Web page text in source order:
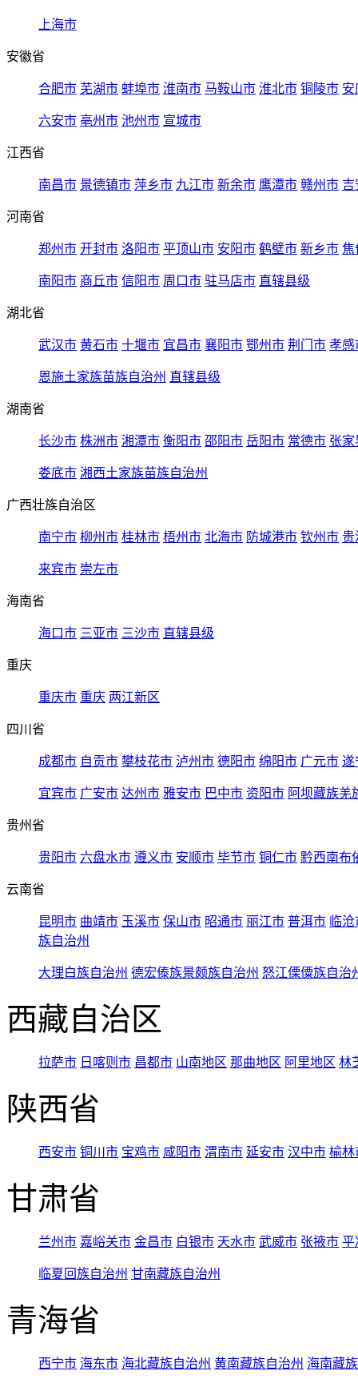
上海市
安徽省
合肥市 芜湖市 蚌埠市 淮南市 马鞍山市 淮北市 铜陵市 安
六安市 亳州市 池州市 宣城市
江西省
南昌市 景德镇市 萍乡市 九江市 新余市 鹰潭市 赣州市 吉
河南省
郑州市 开封市 洛阳市 平顶山市 安阳市 鹤壁市 新乡市 焦
南阳市 商丘市 信阳市 周口市 驻马店市 直辖县级
湖北省
武汉市 黄石市 十堰市 宜昌市 襄阳市 鄂州市 荆门市 孝感
恩施土家族苗族自治州 直辖县级
湖南省
长沙市 株洲市 湘潭市 衡阳市 邵阳市 岳阳市 常德市 张家
娄底市 湘西土家族苗族自治州
广西壮族自治区
南宁市 柳州市 桂林市 梧州市 北海市 防城港市 钦州市 贵
来宾市 崇左市
海南省
海口市 三亚市 三沙市 直辖县级
重庆
重庆市 重庆 两江新区
四川省
成都市 自贡市 攀枝花市 泸州市 德阳市 绵阳市 广元市 遂
宜宾市 广安市 达州市 雅安市 巴中市 资阳市 阿坝藏族羌
贵州省
贵阳市 六盘水市 遵义市 安顺市 毕节市 铜仁市 黔西南布
云南省
昆明市 曲靖市 玉溪市 保山市 昭通市 丽江市 普洱市 临
族自治州
大理白族自治州 德宏傣族景颇族自治州 怒江傈僳族自治
西藏自治区
拉萨市 日喀则市 昌都市 山南地区 那曲地区 阿里地区 林
陕西省
西安市 铜川市 宝鸡市 咸阳市 渭南市 延安市 汉中市 榆林
甘肃省
兰州市 嘉峪关市 金昌市 白银市 天水市 武威市 张掖市 平
临夏回族自治州 甘南藏族自治州
青海省
西宁市 海东市 海北藏族自治州 黄南藏族自治州 海南藏